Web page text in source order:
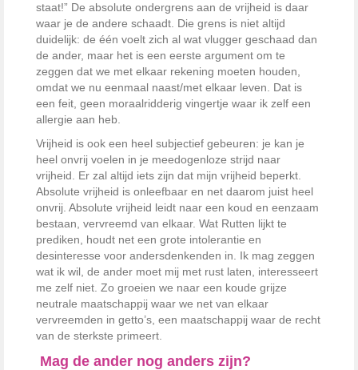
staat!” De absolute ondergrens aan de vrijheid is daar
waar je de andere schaadt. Die grens is niet altijd
duidelijk: de één voelt zich al wat vlugger geschaad dan
de ander, maar het is een eerste argument om te
zeggen dat we met elkaar rekening moeten houden,
omdat we nu eenmaal naast/met elkaar leven. Dat is
een feit, geen moraalridderig vingertje waar ik zelf een
allergie aan heb.
Vrijheid is ook een heel subjectief gebeuren: je kan je
heel onvrij voelen in je meedogenloze strijd naar
vrijheid. Er zal altijd iets zijn dat mijn vrijheid beperkt.
Absolute vrijheid is onleefbaar en net daarom juist heel
onvrij. Absolute vrijheid leidt naar een koud en eenzaam
bestaan, vervreemd van elkaar. Wat Rutten lijkt te
prediken, houdt net een grote intolerantie en
desinteresse voor andersdenkenden in. Ik mag zeggen
wat ik wil, de ander moet mij met rust laten, interesseert
me zelf niet. Zo groeien we naar een koude grijze
neutrale maatschappij waar we net van elkaar
vervreemden in getto’s, een maatschappij waar de recht
van de sterkste primeert.
Mag de ander nog anders zijn?